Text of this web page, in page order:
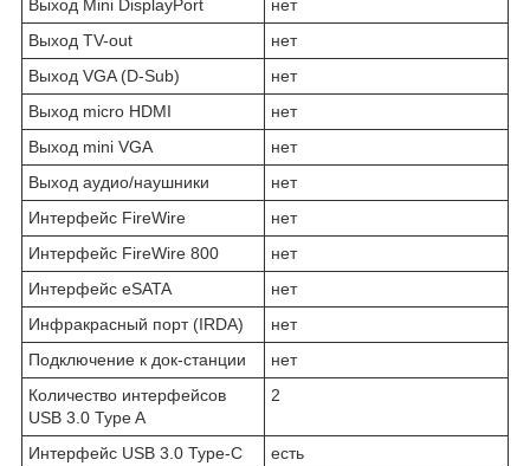
Выход Mini DisplayPort
нет
Выход TV-out
нет
Выход VGA (D-Sub)
нет
Выход micro HDMI
нет
Выход mini VGA
нет
Выход аудио/наушники
нет
Интерфейс FireWire
нет
Интерфейс FireWire 800
нет
Интерфейс eSATA
нет
Инфракрасный порт (IRDA)
нет
Подключение к док-станции
нет
Количество интерфейсов
USB 3.0 Type A
2
Интерфейс USB 3.0 Type-C
есть